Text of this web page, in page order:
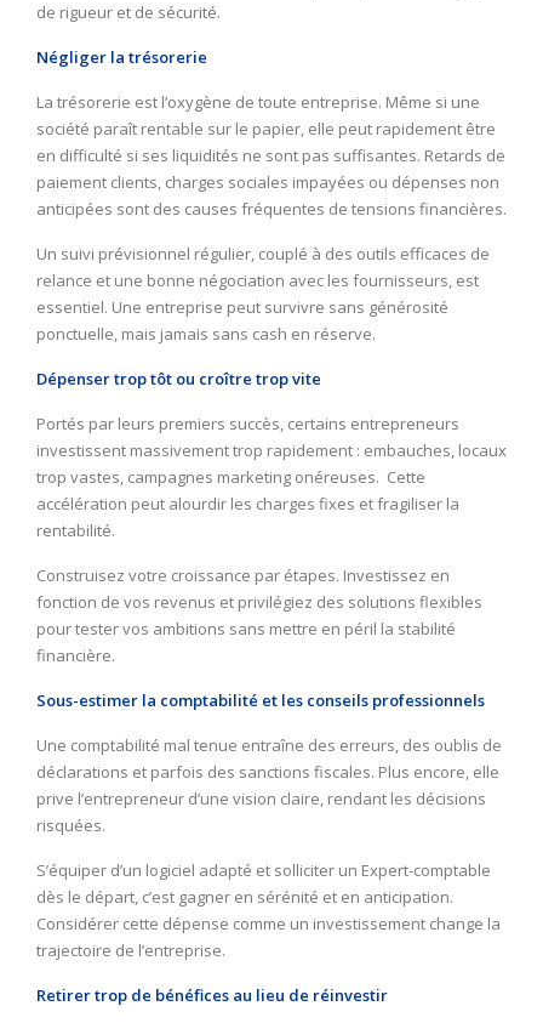
de rigueur et de sécurité.
Négliger la trésorerie
La trésorerie est l’oxygène de toute entreprise. Même si une
société paraît rentable sur le papier, elle peut rapidement être
en difficulté si ses liquidités ne sont pas suffisantes. Retards de
paiement clients, charges sociales impayées ou dépenses non
anticipées sont des causes fréquentes de tensions financières.
Un suivi prévisionnel régulier, couplé à des outils efficaces de
relance et une bonne négociation avec les fournisseurs, est
essentiel. Une entreprise peut survivre sans générosité
ponctuelle, mais jamais sans cash en réserve.
Dépenser trop tôt ou croître trop vite
Portés par leurs premiers succès, certains entrepreneurs
investissent massivement trop rapidement : embauches, locaux
trop vastes, campagnes marketing onéreuses. Cette
accélération peut alourdir les charges fixes et fragiliser la
rentabilité.
Construisez votre croissance par étapes. Investissez en
fonction de vos revenus et privilégiez des solutions flexibles
pour tester vos ambitions sans mettre en péril la stabilité
financière.
Sous-estimer la comptabilité et les conseils professionnels
Une comptabilité mal tenue entraîne des erreurs, des oublis de
déclarations et parfois des sanctions fiscales. Plus encore, elle
prive l’entrepreneur d’une vision claire, rendant les décisions
risquées.
S’équiper d’un logiciel adapté et solliciter un Expert-comptable
dès le départ, c’est gagner en sérénité et en anticipation.
Considérer cette dépense comme un investissement change la
trajectoire de l’entreprise.
Retirer trop de bénéfices au lieu de réinvestir